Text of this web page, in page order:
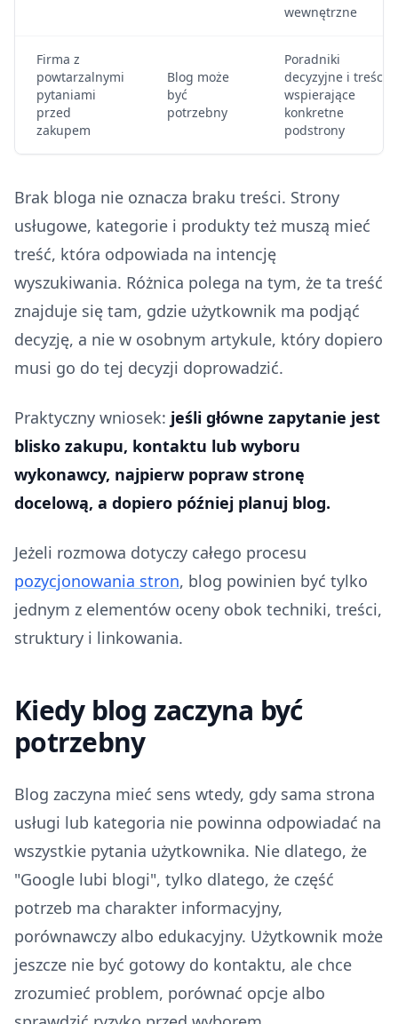
wewnętrzne
Firma z
powtarzalnymi
pytaniami
przed
zakupem
Blog może
być
potrzebny
Poradniki
decyzyjne i treści
wspierające
konkretne
podstrony
Brak bloga nie oznacza braku treści. Strony
usługowe, kategorie i produkty też muszą mieć
treść, która odpowiada na intencję
wyszukiwania. Różnica polega na tym, że ta treść
znajduje się tam, gdzie użytkownik ma podjąć
decyzję, a nie w osobnym artykule, który dopiero
musi go do tej decyzji doprowadzić.
Praktyczny wniosek: jeśli główne zapytanie jest
blisko zakupu, kontaktu lub wyboru
wykonawcy, najpierw popraw stronę
docelową, a dopiero później planuj blog.
Jeżeli rozmowa dotyczy całego procesu
pozycjonowania stron, blog powinien być tylko
jednym z elementów oceny obok techniki, treści,
struktury i linkowania.
Kiedy blog zaczyna być
potrzebny
Blog zaczyna mieć sens wtedy, gdy sama strona
usługi lub kategoria nie powinna odpowiadać na
wszystkie pytania użytkownika. Nie dlatego, że
"Google lubi blogi", tylko dlatego, że część
potrzeb ma charakter informacyjny,
porównawczy albo edukacyjny. Użytkownik może
jeszcze nie być gotowy do kontaktu, ale chce
zrozumieć problem, porównać opcje albo